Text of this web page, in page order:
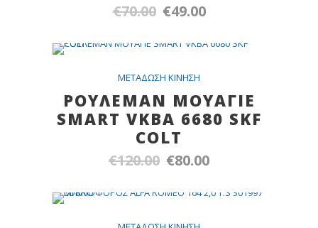
€70.00 Original
was:
€49.00Η
τιμή
METAΔΩΣH KINHΣH
ΡΟΥΛΕΜΑΝ ΜΟΥΑΓΙΕ
SMART VKBA 6680 SKF
COLT
€120.00 Original
was:
€80.00Η
τιμή